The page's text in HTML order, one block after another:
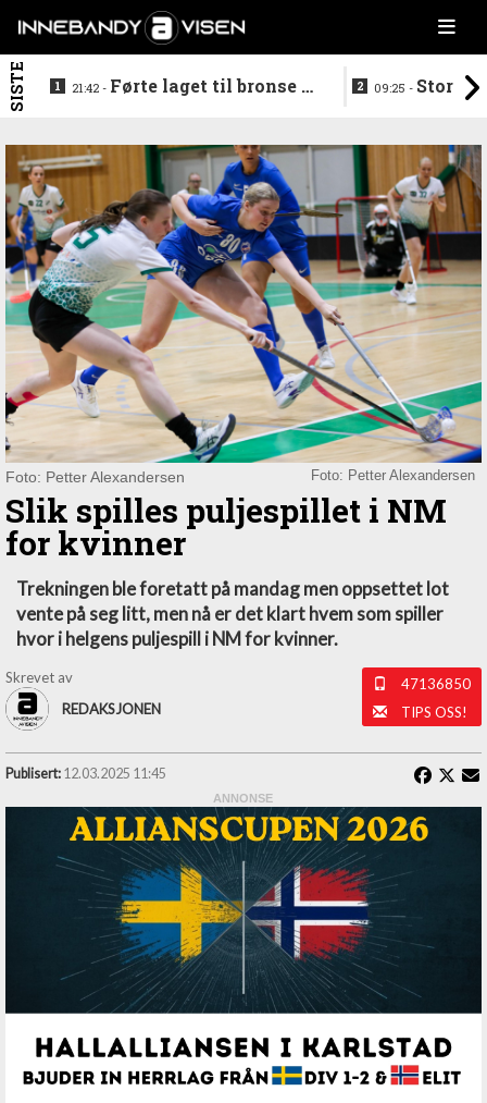
SISTE 21:42 - Førte laget til bronse -
09:25 -
Foto: Petter Alexandersen Foto: Petter Alexandersen
Slik spilles puljespillet i NM
for kvinner
Trekningen ble foretatt på mandag men oppsettet lot
vente på seg litt, men nå er det klart hvem som spiller
hvor i helgens puljespill i NM for kvinner.
Skrevet av
REDAKSJONEN
47136850
TIPS OSS!
Publisert: 12.03.2025 11:45